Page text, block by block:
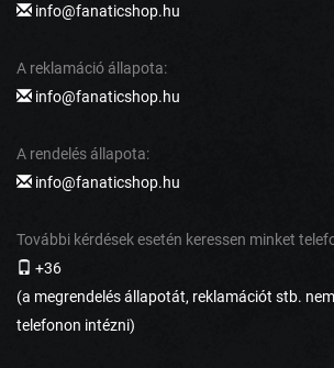
info@fanaticshop.hu
A reklamáció állapota:
info@fanaticshop.hu
A rendelés állapota:
info@fanaticshop.hu
További kérdések esetén keressen minket
+36
(a megrendelés állapotát, reklamációt stb.
telefonon intézni)